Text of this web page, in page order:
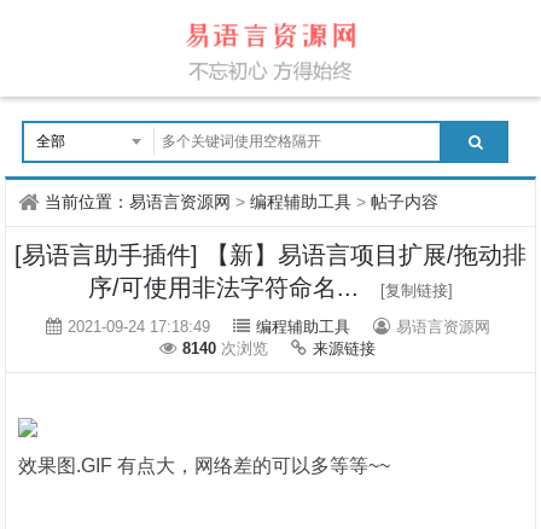
当前位置：易语言资源网 >编程辅助工具 >帖子内容
[易语言助手插件] 【新】易语言项目扩展/拖动排
序/可使用非法字符命名...
[复制链接]
2021-09-24 17:18:49
编程辅助工具
易语言资源网
8140 次浏览 来源链接
效果图.GIF 有点大，网络差的可以多等等~~